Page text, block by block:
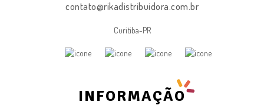
contato@rikadistribuidora.com.br
Curitiba-PR
INFORMAÇÃO